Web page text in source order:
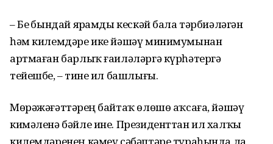
– Беҙ бындай ярҙамды кескәй бала тәрбиәләгән
һәм килемдәре ике йәшәү минимумынан
артмаған барлыҡ ғаиләләргә күрһәтергә
тейешбеҙ, – тине ил башлығы.
Мөрәжәғәттәрҙең байтаҡ өлөшө аҡсаға, йәшәү
кимәленә бәйле ине. Президенттан ил халҡы